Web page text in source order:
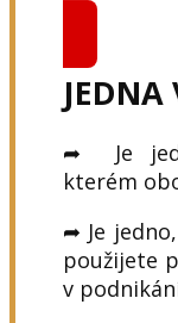
informací!
JEDNA
➦ Je
kterém
➦ Je
použijete
v